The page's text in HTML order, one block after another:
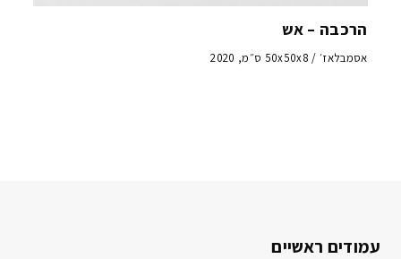
הרכבה – אש
אסמבלאז׳ / 50x50x8 ס״מ, 2020
עמודים ראשיים